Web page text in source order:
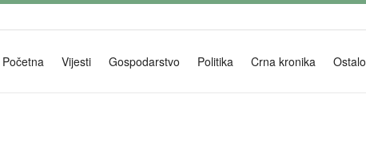
Početna Vijesti Gospodarstvo Politika Crna kronika Ostalo